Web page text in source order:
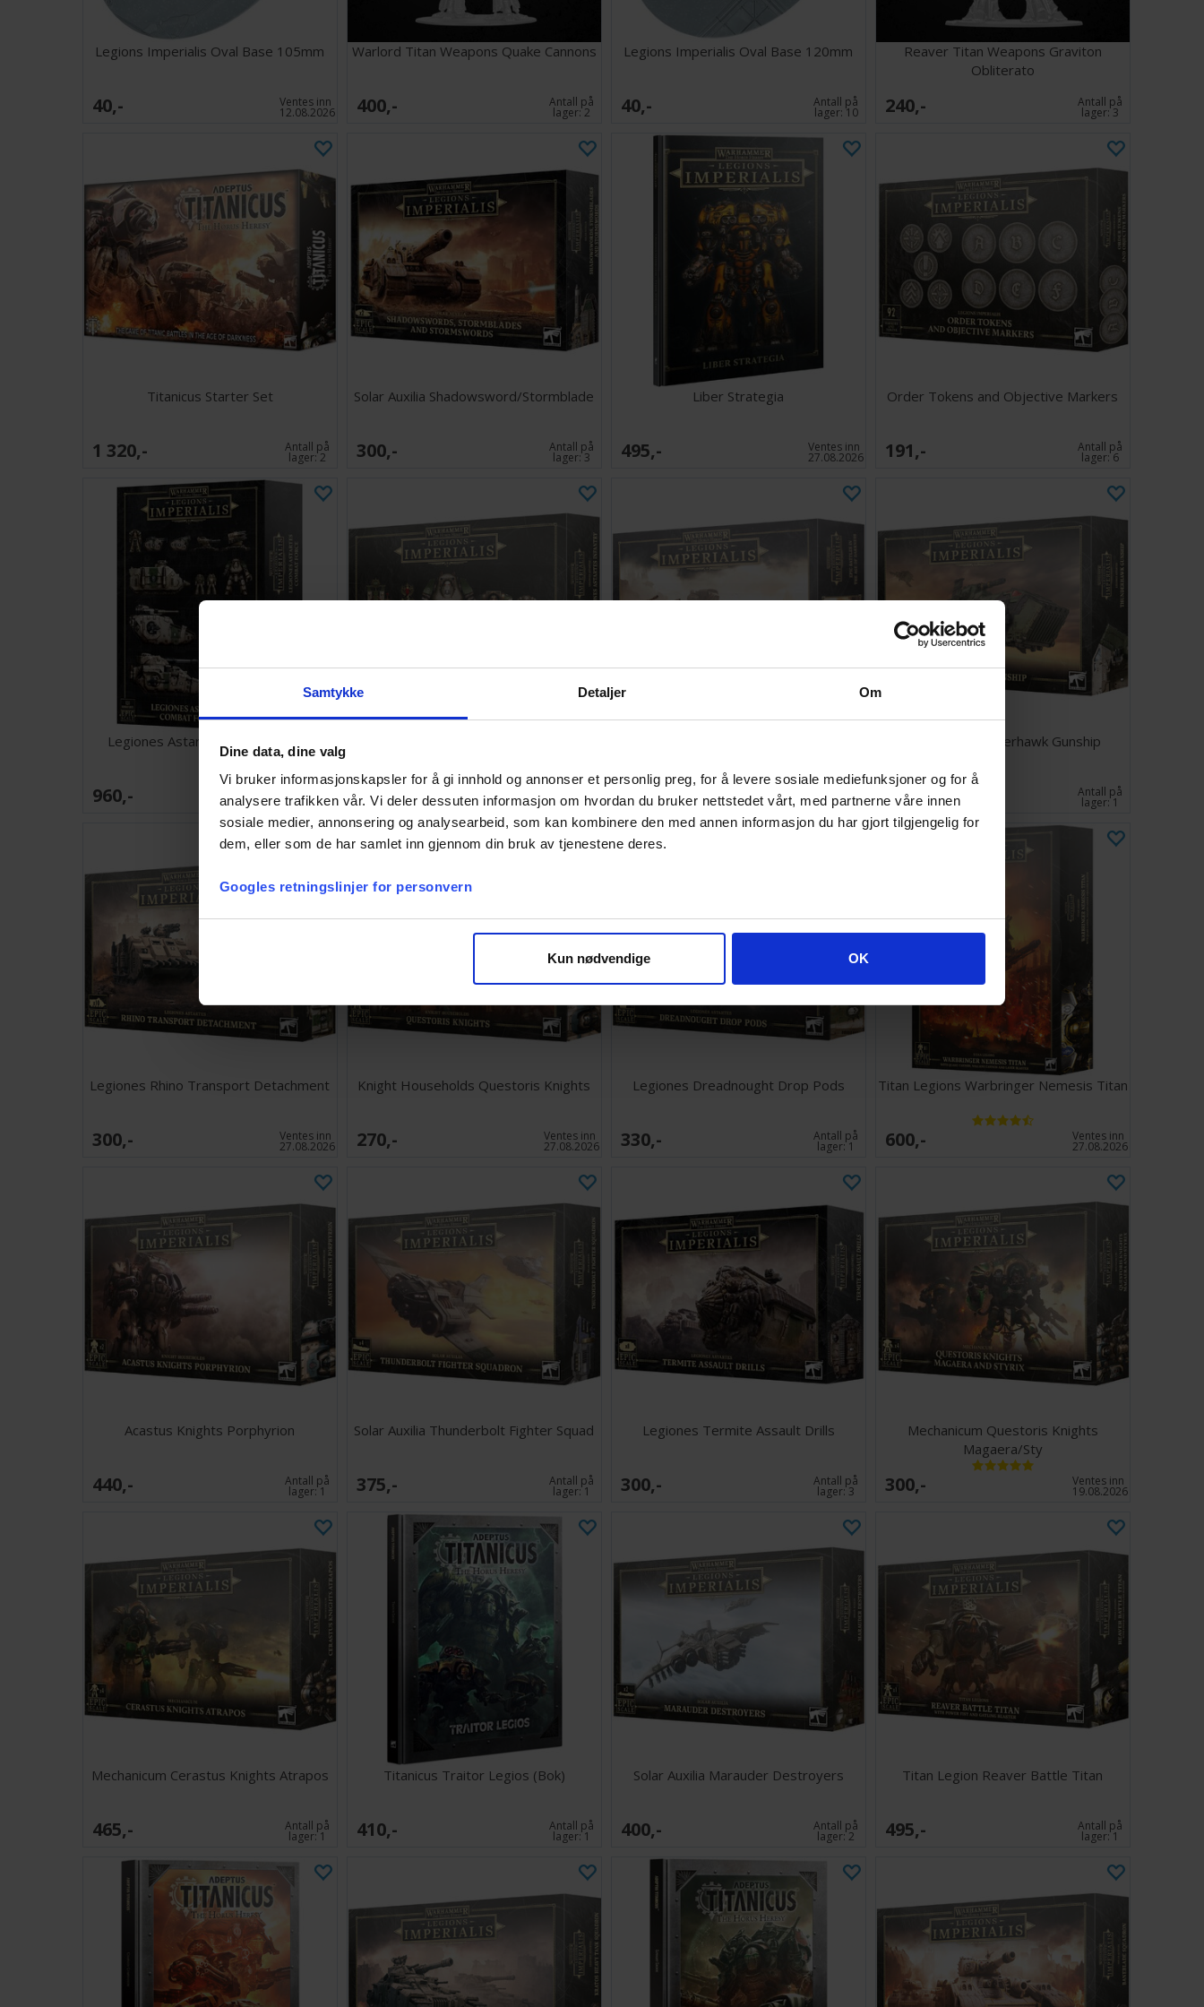
Samtykke Detaljer Om
Dine data, dine valg
Vi bruker informasjonskapsler for å gi innhold og annonser et personlig preg, for å levere sosiale mediefunksjoner og for å
analysere trafikken vår. Vi deler dessuten informasjon om hvordan du bruker nettstedet vårt, med partnerne våre innen
sosiale medier, annonsering og analysearbeid, som kan kombinere den med annen informasjon du har gjort tilgjengelig for
dem, eller som de har samlet inn gjennom din bruk av tjenestene deres.
Googles retningslinjer for personvern
Kun nødvendige OK
Legions Imperialis Oval Base 105mm
40,- Ventes inn
12.08.2026
Warlord Titan Weapons Quake Cannons
400,- Antall på
lager:2
Legions Imperialis Oval Base 120mm
40,- Antall på
lager: 10
Reaver Titan Weapons Graviton
Obliterato
240,- Antall på
lager:3
Titanicus Starter Set
1 320,- Antall på
lager:2
Solar Auxilia Shadowsword/Stormblade
300,- Antall på
lager:3
Liber Strategia
495,- Ventes inn
27.08.2026
Order Tokens and Objective Markers
191,- Antall på
lager:6
Legiones Astartes Combat Force
960,- lager:5 300,- 27.08.2026 1 208,- 19.08.2026
Legiones Thunderhawk Gunship
300,- Antall på
lager:1
Legiones Rhino Transport Detachment
300,- Ventes inn
27.08.2026
Knight Households Questoris Knights
270,- Ventes inn
27.08.2026
Legiones Dreadnought Drop Pods
330,- Antall på
lager:1
Titan Legions Warbringer Nemesis Titan
600,- Ventes inn
27.08.2026
Acastus Knights Porphyrion
440,- Antall på
lager:1
Solar Auxilia Thunderbolt Fighter Squad
375,- Antall på
lager:1
Legiones Termite Assault Drills
300,- Antall på
lager:3
Mechanicum Questoris Knights
Magaera/Sty
300,- Ventes inn
19.08.2026
Mechanicum Cerastus Knights Atrapos
465,- Antall på
lager:1
Titanicus Traitor Legios (Bok)
410,- Antall på
lager:1
Solar Auxilia Marauder Destroyers
400,- Antall på
lager:2
Titan Legion Reaver Battle Titan
495,- Antall på
lager:1